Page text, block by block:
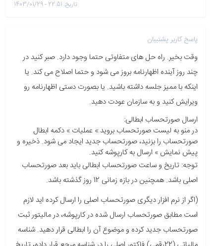
تاریخ: 22:51 - 1403/01/29
پاسخ کاربر پشتیبان
وقت بخیر. راه حل های متفاوتی حتما وجود دارد. صبر کنید در
چند روز آینده اظهارنامه بروز می شود و حتما اصلاح می کند. یا
اینکه با ممیز جلسه داشته باشید. یا بصورت دستی اظهارنامه رو
ویرایش کنید و به سازمان عودت دهید.
ارسال صورتحساب ابطالی:
در منو به لیست صورتحساب بروید » عملیات » دکمه ابطال
صورتحساب را بزنید، صورتحساب جدید ایجاد می شود. ذخیره و
پیش نمایش » ارسال به کارپوشه کنید.
توجه: تاریخ و ساعت صورتحساب ابطالی باید بعد صورتحساب
اصلی باشد. همچنین در بازه زمانی 12 روز گذشته باشد.
(اگر از نرم افزار دیگری صورتحساب اصلی را ارسال کرده اید لازم
است مطابق صورتحساب ارسال شده در کارپوشه، در مالیتور ثبت
صورتحساب جدید کرده و موضوع آن را ابطالی قرار دهید. شناسه